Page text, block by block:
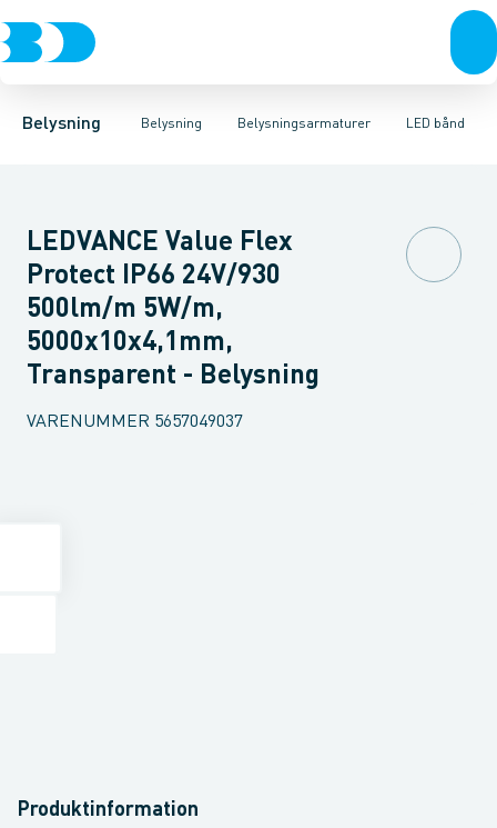
Belysning Belysning
Belysning Belysningsarmaturer
LyskilderBelysningsarmaturerLysstyringTilbehør tilLED bånd
PendlerIndustriarmatur og halbelysningArmaturer for vej og
LEDVANCE Value Flex
Protect IP66 24V/930
500lm/m 5W/m,
5000x10x4,1mm,
Transparent - Belysning
VARENUMMER 5657049037
Produktinformation